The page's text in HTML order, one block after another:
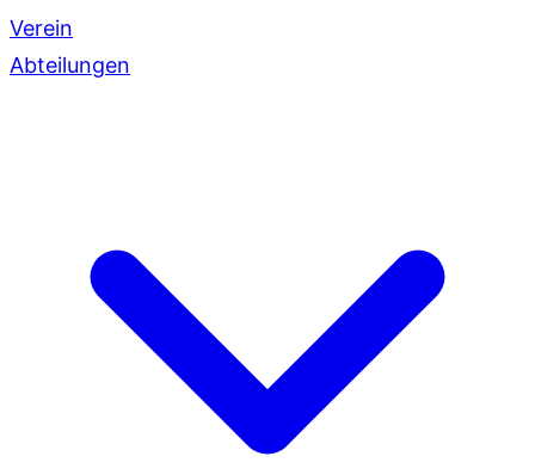
Verein
Abteilungen